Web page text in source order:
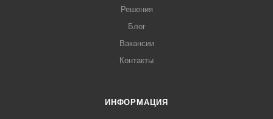
Решения
Блог
Вакансии
Контакты
ИНФОРМАЦИЯ